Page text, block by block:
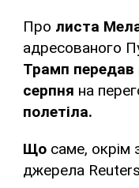
Про листа
адресованого
Трамп передав
серпня на
полетіла.
Що саме, окрім
джерела Reuters